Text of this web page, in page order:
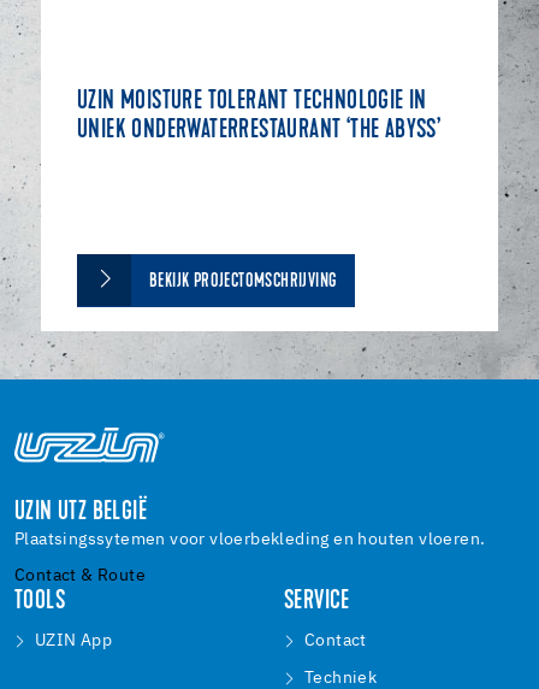
UZIN MOISTURE TOLERANT TECHNOLOGIE IN
UNIEK ONDERWATERRESTAURANT ‘THE ABYSS’
BEKIJK PROJECTOMSCHRIJVING
UZIN UTZ BELGIË
Plaatsingssytemen voor vloerbekleding en houten vloeren.
Contact & Route
TOOLS
UZIN App
SERVICE
Contact
Techniek